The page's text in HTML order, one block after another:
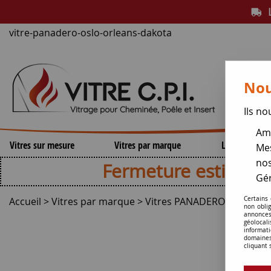
vitre-panadero-oslo-orleans-dakota
Vitres sur mesure Vitres par marque Lamelles de
Fermeture estivale ,
Accueil >Vitres par marque >Vitres PANADERO
Ils
Certains
non
cliquant